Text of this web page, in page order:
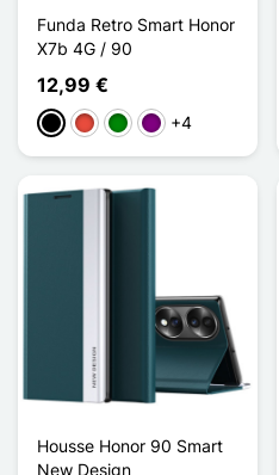
Funda Retro Smart Honor
X7b 4G / 90
12,99 €
NegroRojoVerdePúrpura
+4
Housse Honor 90 Smart
New Design